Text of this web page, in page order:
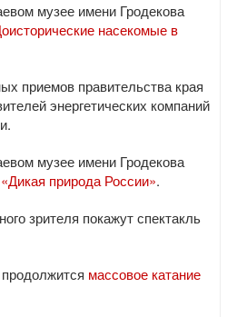
музее имени Гродекова
насекомые в
приемов правительства края
энергетических компаний
музее имени Гродекова
«Дикая природа России».
зрителя покажут спектакль
массовое катание